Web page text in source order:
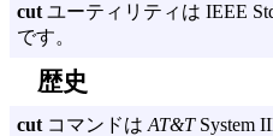
cut ユーティリティは IEEE
です。
歴史
cut コマンドは AT&TSystem